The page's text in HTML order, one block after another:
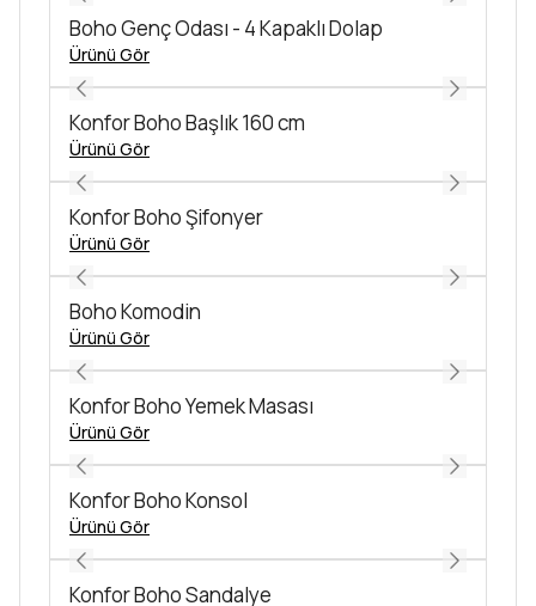
Boho Genç Odası - 4 Kapaklı Dolap
Ürünü Gör
Konfor Boho Başlık 160 cm
Ürünü Gör
Konfor Boho Şifonyer
Ürünü Gör
Boho Komodin
Ürünü Gör
Konfor Boho Yemek Masası
Ürünü Gör
Konfor Boho Konsol
Ürünü Gör
Konfor Boho Sandalye